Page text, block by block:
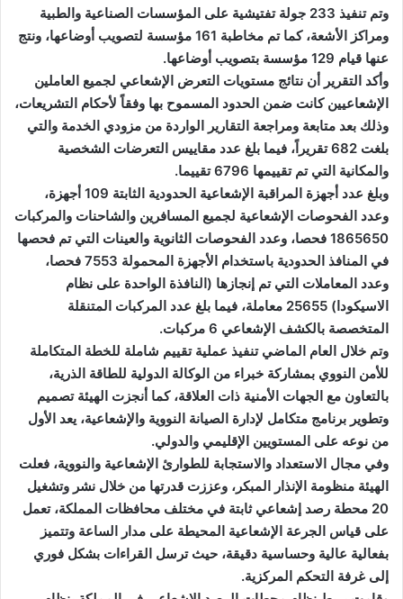
وتم تنفيذ 233 جولة تفتيشية على المؤسسات الصناعية والطبية
ومراكز الأشعة، كما تم مخاطبة 161 مؤسسة لتصويب أوضاعها، ونتج
عنها قيام 129 مؤسسة بتصويب أوضاعها.
وأكد التقرير أن نتائج مستويات التعرض الإشعاعي لجميع العاملين
الإشعاعيين كانت ضمن الحدود المسموح بها وفقاً لأحكام التشريعات،
وذلك بعد متابعة ومراجعة التقارير الواردة من مزودي الخدمة والتي
بلغت 682 تقريراً، فيما بلغ عدد مقاييس التعرضات الشخصية
والمكانية التي تم تقييمها 6796 تقييما.
وبلغ عدد أجهزة المراقبة الإشعاعية الحدودية الثابتة 109 أجهزة،
وعدد الفحوصات الإشعاعية لجميع المسافرين والشاحنات والمركبات
1865650 فحصا، وعدد الفحوصات الثانوية والعينات التي تم فحصها
في المنافذ الحدودية باستخدام الأجهزة المحمولة 7553 فحصا،
وعدد المعاملات التي تم إنجازها (النافذة الواحدة على نظام
الاسيكودا) 25655 معاملة، فيما بلغ عدد المركبات المتنقلة
المتخصصة بالكشف الإشعاعي 6 مركبات.
وتم خلال العام الماضي تنفيذ عملية تقييم شاملة للخطة المتكاملة
للأمن النووي بمشاركة خبراء من الوكالة الدولية للطاقة الذرية،
بالتعاون مع الجهات الأمنية ذات العلاقة، كما أنجزت الهيئة تصميم
وتطوير برنامج متكامل لإدارة الصيانة النووية والإشعاعية، يعد الأول
من نوعه على المستويين الإقليمي والدولي.
وفي مجال الاستعداد والاستجابة للطوارئ الإشعاعية والنووية، فعلت
الهيئة منظومة الإنذار المبكر، وعززت قدرتها من خلال نشر وتشغيل
20 محطة رصد إشعاعي ثابتة في مختلف محافظات المملكة، تعمل
على قياس الجرعة الإشعاعية المحيطة على مدار الساعة وتتميز
بفعالية عالية وحساسية دقيقة، حيث ترسل القراءات بشكل فوري
إلى غرفة التحكم المركزية.